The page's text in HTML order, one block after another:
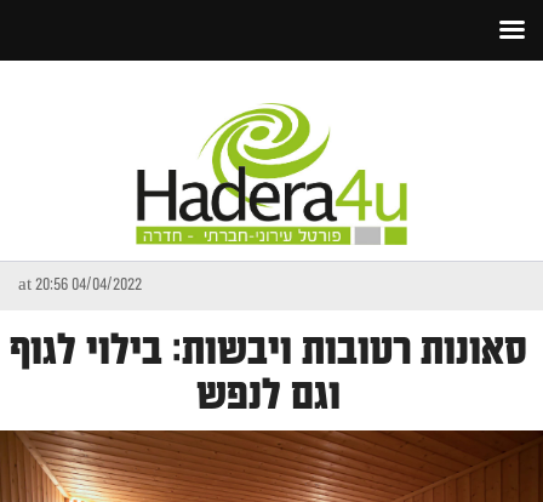
04/04/2022 at 20:56
סאונות רטובות ויבשות: בילוי לגוף
וגם לנפש